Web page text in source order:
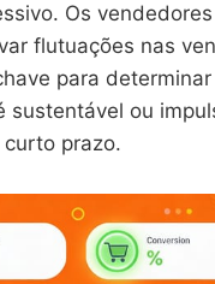
Os
flutuações nas
para
sustentável ou
prazo.